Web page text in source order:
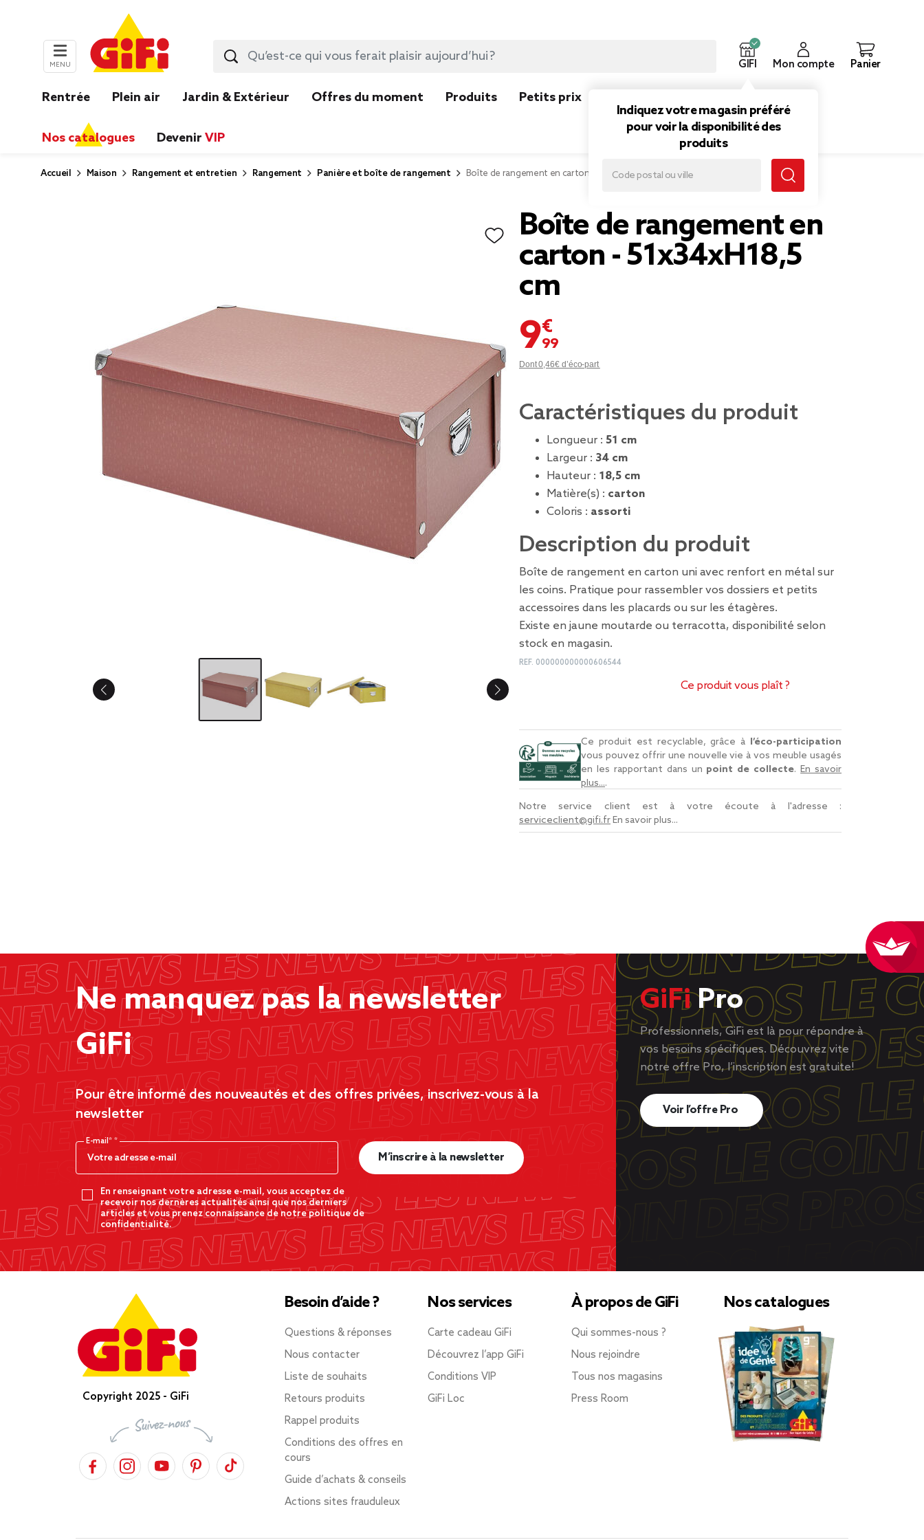
MENU GIFI
Indiquez votre magasin préféré
pour voir la disponibilité des
produits
Mon compte Panier
Rentrée Plein air Jardin & Extérieur Offres du moment Produits Petits prix
Nos catalogues Devenir VIP
Accueil Maison Rangement et entretien Rangement Panière et boîte de rangement Boîte de rangement en carton - 51x34xH18,5 cm
Boîte de rangement en
carton - 51x34xH18,5
cm
9,99 €
Dont 0,46€ d’éco-part
Caractéristiques du produit
Longueur : 51 cm
Largeur : 34 cm
Hauteur : 18,5 cm
Matière(s) : carton
Coloris : assorti
Description du produit
Boîte de rangement en carton uni avec renfort en métal sur
les coins. Pratique pour rassembler vos dossiers et petits
accessoires dans les placards ou sur les étagères.
Existe en jaune moutarde ou terracotta, disponibilité selon
stock en magasin.
REF. 000000000000606544
Ce produit vous plaît ?
Ce produit est recyclable, grâce à l’éco-participation
vous pouvez offrir une nouvelle vie à vos meuble usagés
en les rapportant dans un point de collecte.En savoir
plus....
Notre service client est à votre écoute à l'adresse :
serviceclient@gifi.frEn savoir plus...
Ne manquez pas la newsletter
GiFi
Pour être informé des nouveautés et des offres privées, inscrivez-vous à la
newsletter
E-mail*
En renseignant votre adresse e-mail, vous acceptez de
recevoir nos dernères actualités ainsi que nos derniers
articles et vous prenez connaissance de notre politique de
confidentialité.
M’inscrire à la newsletter
GiFiPro
Professionnels, GiFi est là pour répondre à
vos besoins spécifiques. Découvrez vite
notre offre Pro, l’inscription est gratuite!
Voir l’offre Pro
Copyright 2025 - GiFi
Besoin d’aide ?
Questions & réponses
Nous contacter
Liste de souhaits
Retours produits
Rappel produits
Conditions des offres en
cours
Guide d’achats & conseils
Actions sites frauduleux
Nos services
Carte cadeau GiFi
Découvrez l’app GiFi
Conditions VIP
GiFi Loc
À propos de GiFi
Qui sommes-nous ?
Nous rejoindre
Tous nos magasins
Press Room
Nos catalogues